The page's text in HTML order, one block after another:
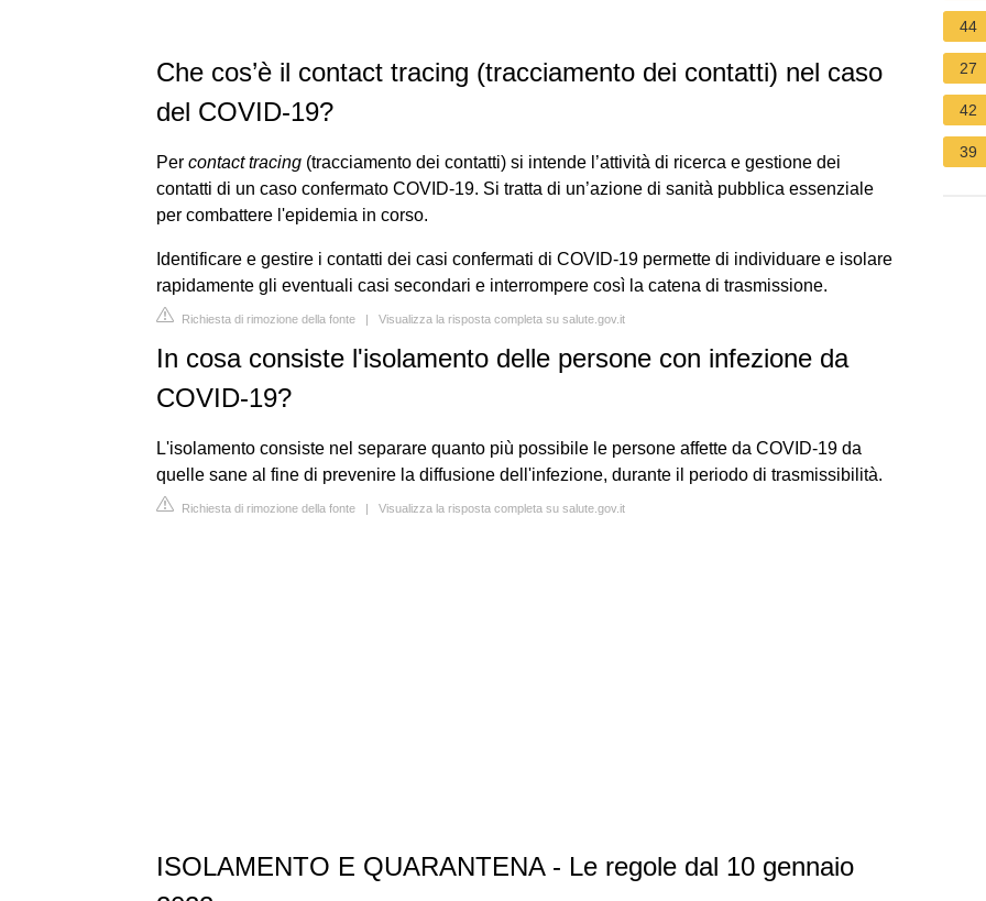
Che cos’è il contact tracing (tracciamento dei contatti) nel caso
del COVID-19?
Per contact tracing (tracciamento dei contatti) si intende l’attività di ricerca e gestione dei
contatti di un caso confermato COVID-19. Si tratta di un’azione di sanità pubblica essenziale
per combattere l'epidemia in corso.
Identificare e gestire i contatti dei casi confermati di COVID-19 permette di individuare e isolare
rapidamente gli eventuali casi secondari e interrompere così la catena di trasmissione.
Richiesta di rimozione della fonte | Visualizza la risposta completa su salute.gov.it
In cosa consiste l'isolamento delle persone con infezione da
COVID-19?
L'isolamento consiste nel separare quanto più possibile le persone affette da COVID-19 da
quelle sane al fine di prevenire la diffusione dell'infezione, durante il periodo di trasmissibilità.
Richiesta di rimozione della fonte | Visualizza la risposta completa su salute.gov.it
ISOLAMENTO E QUARANTENA - Le regole dal 10 gennaio
44
27
42
39